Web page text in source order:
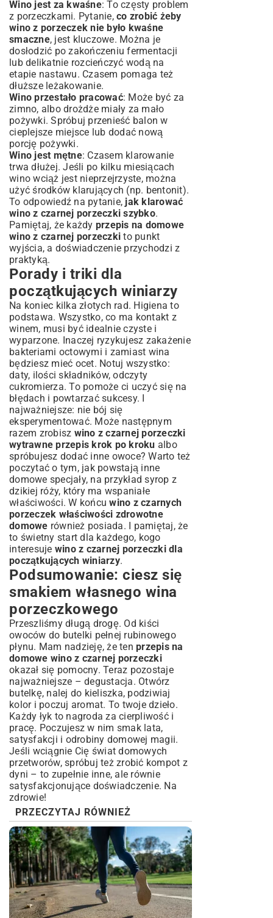
Wino jest za kwaśne: To częsty problem
z porzeczkami. Pytanie, co zrobić żeby
wino z porzeczek nie było kwaśne
smaczne, jest kluczowe. Można je
dosłodzić po zakończeniu fermentacji
lub delikatnie rozcieńczyć wodą na
etapie nastawu. Czasem pomaga też
dłuższe leżakowanie.
Wino przestało pracować: Może być za
zimno, albo drożdże miały za mało
pożywki. Spróbuj przenieść balon w
cieplejsze miejsce lub dodać nową
porcję pożywki.
Wino jest mętne: Czasem klarowanie
trwa dłużej. Jeśli po kilku miesiącach
wino wciąż jest nieprzejrzyste, można
użyć środków klarujących (np. bentonit).
To odpowiedź na pytanie, jak klarować
wino z czarnej porzeczki szybko.
Pamiętaj, że każdy przepis na domowe
wino z czarnej porzeczki to punkt
wyjścia, a doświadczenie przychodzi z
praktyką.
Porady i triki dla
początkujących winiarzy
Na koniec kilka złotych rad. Higiena to
podstawa. Wszystko, co ma kontakt z
winem, musi być idealnie czyste i
wyparzone. Inaczej ryzykujesz zakażenie
bakteriami octowymi i zamiast wina
będziesz mieć ocet. Notuj wszystko:
daty, ilości składników, odczyty
cukromierza. To pomoże ci uczyć się na
błędach i powtarzać sukcesy. I
najważniejsze: nie bój się
eksperymentować. Może następnym
razem zrobisz wino z czarnej porzeczki
wytrawne przepis krok po kroku albo
spróbujesz dodać inne owoce? Warto też
poczytać o tym, jak powstają inne
domowe specjały, na przykładsyrop z
dzikiej róży, który ma wspaniałe
właściwości. W końcuwino z czarnych
porzeczek właściwości zdrowotne
domowe również posiada. I pamiętaj, że
to świetny start dla każdego, kogo
interesuje wino z czarnej porzeczki dla
początkujących winiarzy.
Podsumowanie: ciesz się
smakiem własnego wina
porzeczkowego
Przeszliśmy długą drogę. Od kiści
owoców do butelki pełnej rubinowego
płynu. Mam nadzieję, że ten przepis na
domowe wino z czarnej porzeczki
okazał się pomocny. Teraz pozostaje
najważniejsze – degustacja. Otwórz
butelkę, nalej do kieliszka, podziwiaj
kolor i poczuj aromat. To twoje dzieło.
Każdy łyk to nagroda za cierpliwość i
pracę. Poczujesz w nim smak lata,
satysfakcji i odrobiny domowej magii.
Jeśli wciągnie Cię świat domowych
przetworów, spróbuj też zrobić kompot z
dyni – to zupełnie inne, ale równie
satysfakcjonujące doświadczenie. Na
zdrowie!
PRZECZYTAJ RÓWNIEŻ